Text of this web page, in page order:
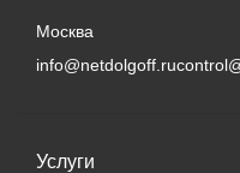
Услуги
Москва
info@netdolgoff.ru